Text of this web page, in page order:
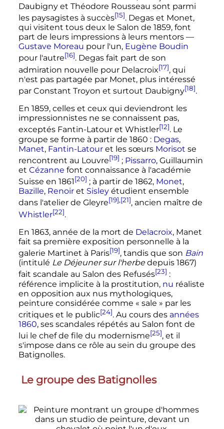
Daubigny et Théodore Rousseau sont parmi
les paysagistes à succès[15]. Degas et Monet,
qui visitent tous deux le Salon de 1859, font
part de leurs impressions à leurs mentors —
Gustave Moreau pour l'un, Eugène Boudin
pour l'autre[16]. Degas fait part de son
admiration nouvelle pour Delacroix[17], qui
n'est pas partagée par Monet, plus intéressé
par Constant Troyon et surtout Daubigny[18].
En 1859, celles et ceux qui deviendront les
impressionnistes ne se connaissent pas,
exceptés Fantin-Latour et Whistler[12]. Le
groupe se forme à partir de 1860 : Degas,
Manet, Fantin-Latouret les sœurs Morisot se
rencontrent au Louvre[19] ; Pissarro, Guillaumin
et Cézanne font connaissance à l'académie
Suisse en 1861[20] ; à partir de 1862, Monet,
Bazille, Renoiret Sisleyétudient ensemble
dans l'atelier de Gleyre[19],[21], ancien maître de
Whistler[22].
En 1863, année de la mort de Delacroix, Manet
fait sa première exposition personnelle à la
galerie Martinet à Paris[19], tandis que son Bain
(intitulé Le Déjeuner sur l'herbedepuis 1867)
fait scandale au Salon des Refusés[23] :
référence implicite à la prostitution, nu réaliste
en opposition aux nus mythologiques,
peinture considérée comme « sale » par les
critiques et le public[24]. Au cours des années
1860, ses scandales répétés au Salon font de
lui le chef de file du modernisme[25], et il
s'impose dans ce rôle au sein du groupe des
Batignolles.
Le groupe des Batignolles